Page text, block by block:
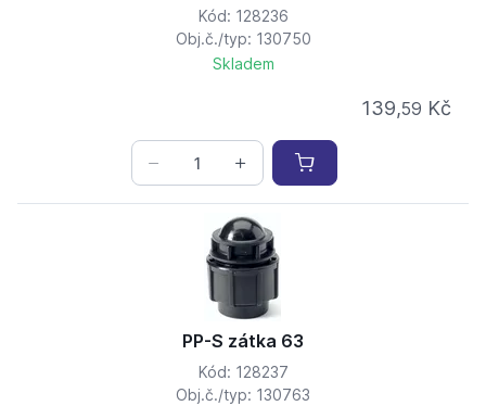
Kód: 128236
Obj.č./typ: 130750
Skladem
139,59 Kč
PP-S zátka 63
Kód: 128237
Obj.č./typ: 130763